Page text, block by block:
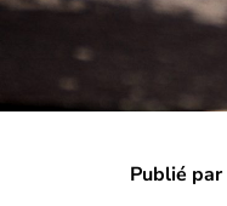
Publié par